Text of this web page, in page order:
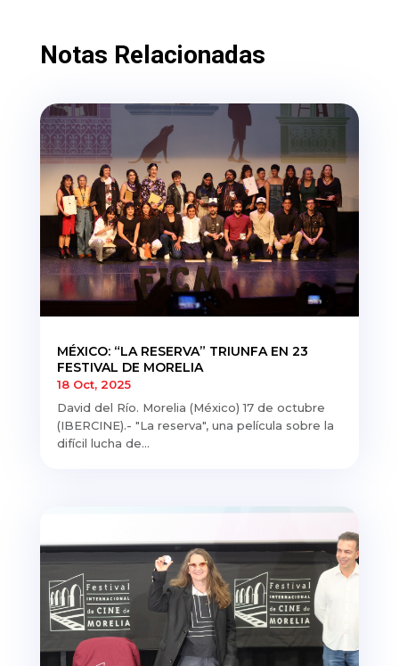
Notas Relacionadas
MÉXICO: “LA RESERVA” TRIUNFA EN 23
FESTIVAL DE MORELIA
18 Oct, 2025
David del Río. Morelia (México) 17 de octubre
(IBERCINE).- "La reserva", una película sobre la
difícil lucha de...